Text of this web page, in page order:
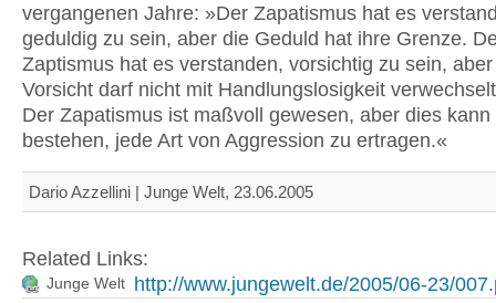
vergangenen Jahre: »Der Zapatismus hat es
geduldig zu sein, aber die Geduld hat ihre Grenze.
Zaptismus hat es verstanden, vorsichtig zu sein,
Vorsicht darf nicht mit Handlungslosigkeit
Der Zapatismus ist maßvoll gewesen, aber dies
bestehen, jede Art von Aggression zu ertragen.«
Dario Azzellini | Junge Welt, 23.06.2005
Related Links:
Junge Welt http://www.jungewelt.de/2005/06-23/